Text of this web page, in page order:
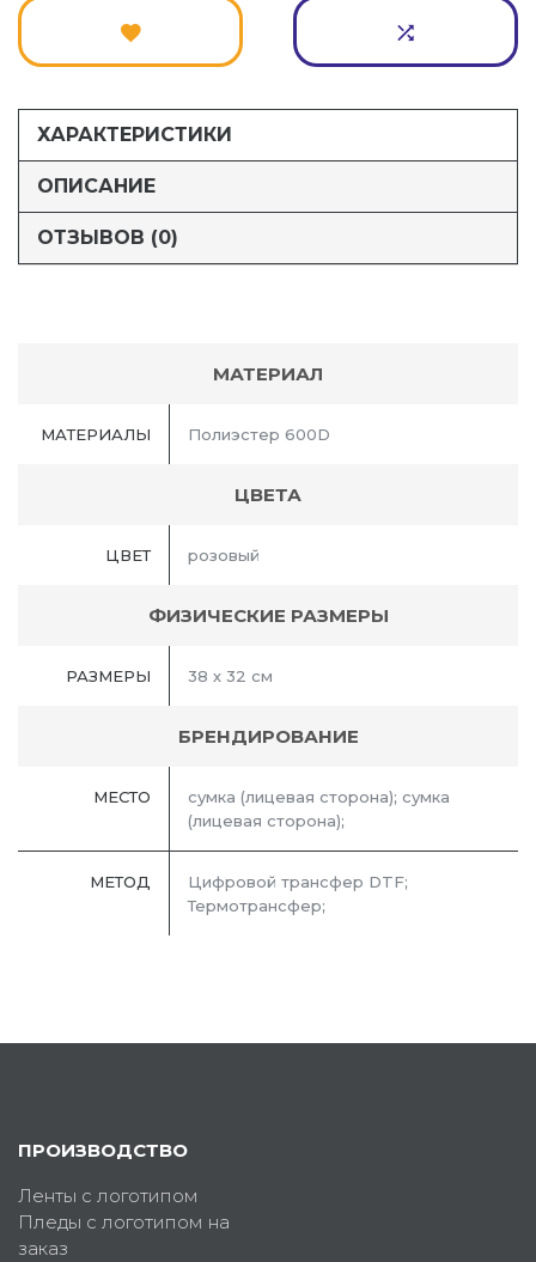
ХАРАКТЕРИСТИКИ
ОПИСАНИЕ
ОТЗЫВОВ (0)
МАТЕРИАЛ
МАТЕРИАЛЫ Полиэстер 600D
ЦВЕТА
ЦВЕТ розовый
ФИЗИЧЕСКИЕ РАЗМЕРЫ
РАЗМЕРЫ 38 х 32 см
БРЕНДИРОВАНИЕ
МЕСТО
сумка (лицевая сторона); сумка
(лицевая сторона);
МЕТОД
Цифровой трансфер DTF;
Термотрансфер;
ПРОИЗВОДСТВО
Ленты с логотипом
Пледы с логотипом на
заказ